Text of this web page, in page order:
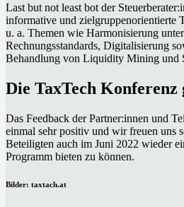
Last but not least bot der
informative und zielgruppenorientierte
u. a. Themen wie Harmonisierung
Rechnungsstandards, Digitalisierung
Behandlung von Liquidity Mining und
Die TaxTech Konferenz
Das Feedback der Partner:innen und
einmal sehr positiv und wir freuen uns
Beteiligten auch im Juni 2022 wieder
Programm bieten zu können.
Bilder: taxtach.at